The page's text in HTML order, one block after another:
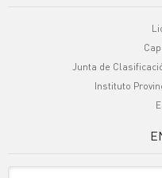
Junta de
Instituto